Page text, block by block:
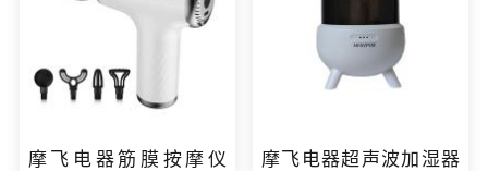
摩飞电器筋膜按摩仪
摩飞电器超声波加湿器